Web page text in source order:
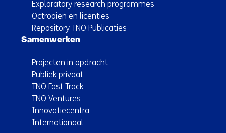
Exploratory research programmes
Octrooien en licenties
Repository TNO Publicaties
Samenwerken
Projecten in opdracht
Publiek privaat
TNO Fast Track
TNO Ventures
Innovatiecentra
Internationaal